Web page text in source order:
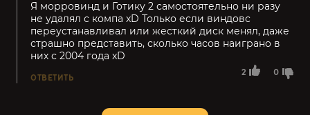
2 0
Я морровинд и Готику 2 самостоятельно ни разу
не удалял с компа xD Только если виндовс
переустанавливал или жесткий диск менял, даже
страшно представить, сколько часов наиграно в
них с 2004 года xD
ОТВЕТИТЬ